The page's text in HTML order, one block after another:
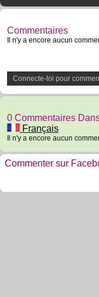
Commentaires
Il n'y a encore aucun
Connecte-toi pour
0 Commentaires
Français
Il n'y a encore aucun
Commenter sur